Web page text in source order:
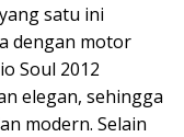
satu ini
dengan motor
Soul 2012
elegan, sehingga
modern. Selain